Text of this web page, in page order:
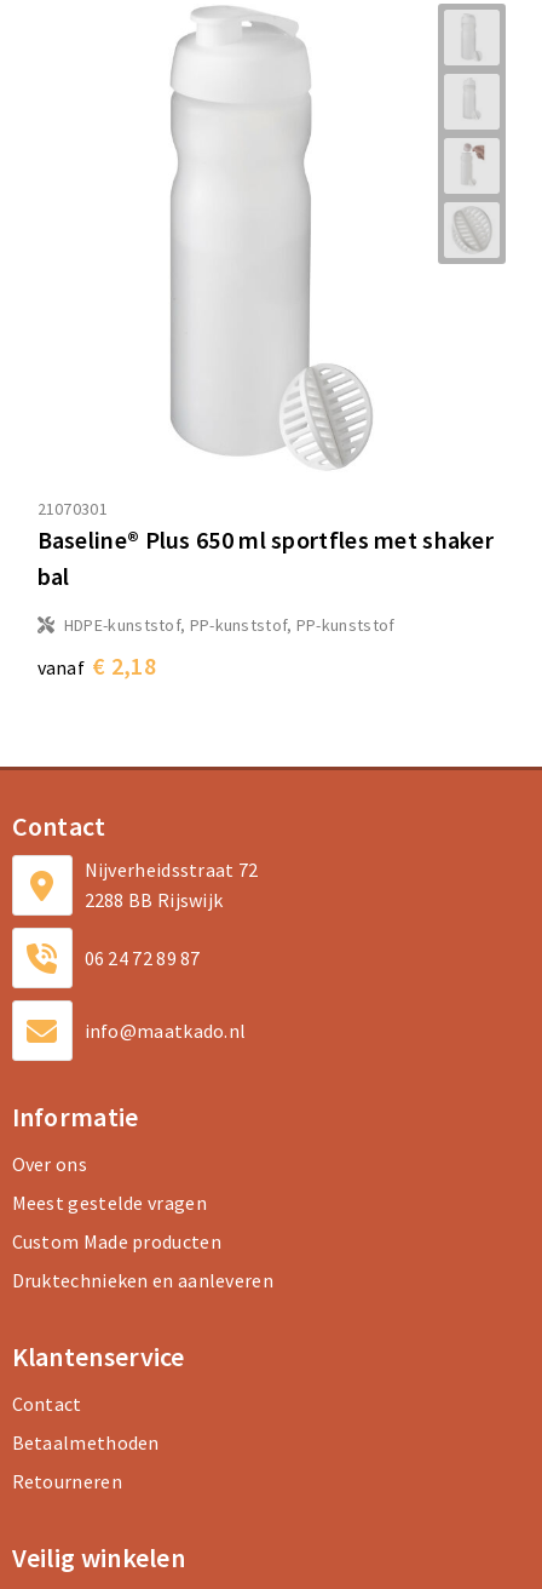
21070301
Baseline® Plus 650 ml sportfles met shaker
bal
HDPE-kunststof, PP-kunststof, PP-kunststof
vanaf € 2,18
Contact
Nijverheidsstraat 72
2288 BB Rijswijk
06 24 72 89 87
info@maatkado.nl
Informatie
Over ons
Meest gestelde vragen
Custom Made producten
Druktechnieken en aanleveren
Klantenservice
Contact
Betaalmethoden
Retourneren
Veilig winkelen